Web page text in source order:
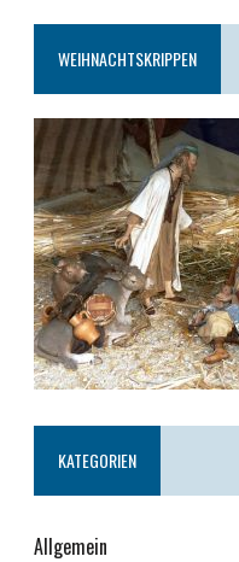
WEIHNACHTSKRIPPEN
KATEGORIEN
Allgemein